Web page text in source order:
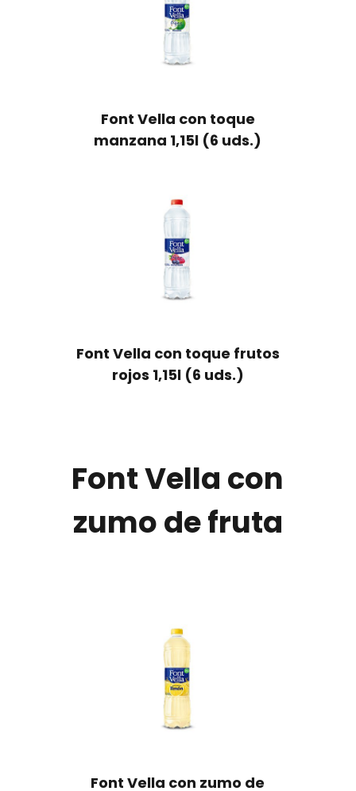
Font Vella con toque
manzana 1,15l (6 uds.)
Font Vella con toque frutos
rojos 1,15l (6 uds.)
Font Vella con
zumo de fruta
Font Vella con zumo de